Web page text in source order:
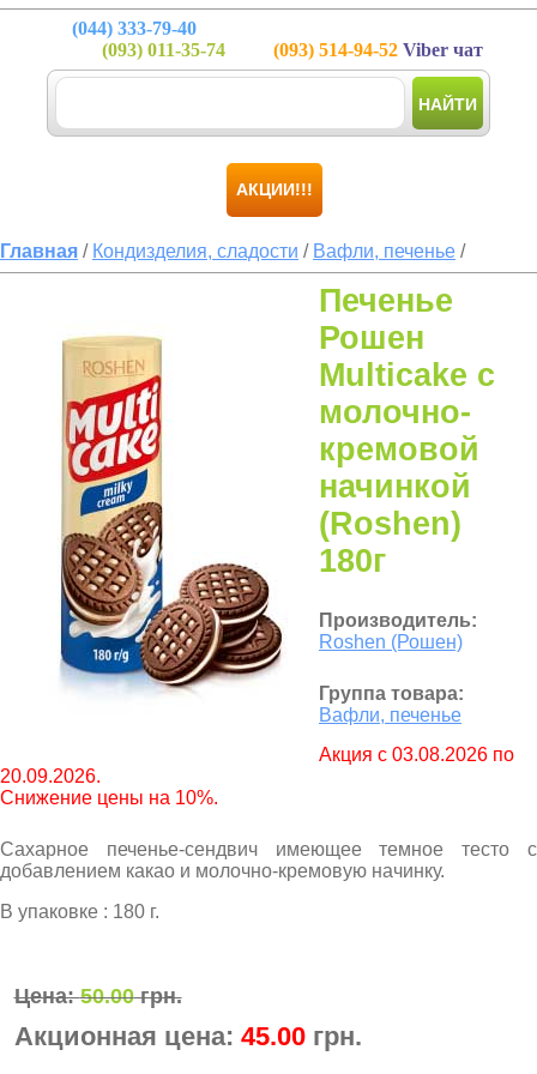
(044) 333-79-40
(093) 011-35-74 (093) 514-94-52 Viber чат
НАЙТИ
АКЦИИ!!!
Главная / Кондизделия, сладости / Вафли, печенье /
Печенье
Рошен
Multicake с
молочно-
кремовой
начинкой
(Roshen)
180г
Производитель:
Roshen (Рошен)
Группа товара:
Вафли, печенье
Aкция с 03.08.2026 по
20.09.2026.
Снижение цены на 10%.
Сахарное печенье-сендвич имеющее темное тесто с
добавлением какао и молочно-кремовую начинку.
В упаковке : 180 г.
Цена:50.00грн.
Акционная цена: 45.00 грн.